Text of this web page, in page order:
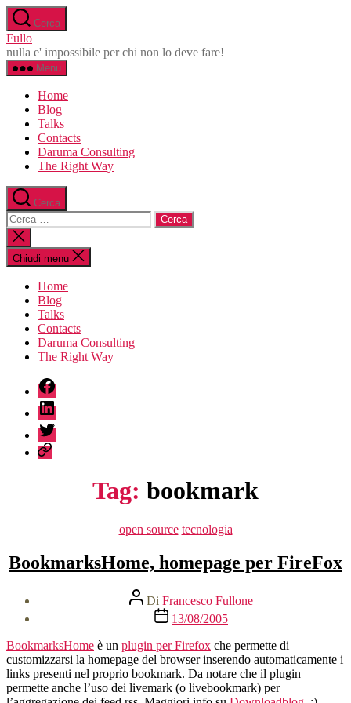
Salta
al
contenuto
Cerca
Fullo
nulla e' impossibile per chi non lo deve fare!
Menu
Home
Blog
Talks
Contacts
Daruma Consulting
The Right Way
Cerca
Cerca:
Chiudi
la
ricerca
Chiudi menu
Home
Blog
Talks
Contacts
Daruma Consulting
The Right Way
fb
linkedin
twitter
sessionize
Tag: bookmark
Categorie
open source tecnologia
BookmarksHome, homepage per FireFox
Autore
articolo
Di Francesco Fullone
Data
dell'articolo
13/08/2005
BookmarksHome è un plugin per Firefox che permette di
customizzarsi la homepage del browser inserendo automaticamente i
links presenti nel proprio bookmark. Da notare che il plugin
permette anche l’uso dei livemark (o livebookmark) per